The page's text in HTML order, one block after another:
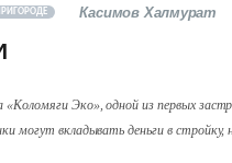
Касимов Халмурат
Эко», одной из первых
могут вкладывать деньги в стройку,